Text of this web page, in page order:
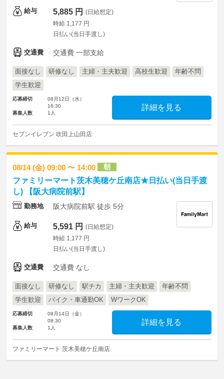
給与 5,885 円 (日給想定)
時給 1,177 円
日払い(当日手渡し)
交通費 交通費 一部支給
面接なし 研修なし 主婦・主夫歓迎 高校生歓迎
年齢不問
学生歓迎
応募締切
08月12日（水）
16:30
募集人数
1人
詳細を見る
セブンイレブン 吹田上山田店
08/14 (金) 09:00 〜 14:00 朝
ファミリーマート茨木美穂ケ丘南店★日払い(当日手渡
し) 【阪大病院前駅】
勤務地 阪大病院前駅 徒歩 5分
給与 5,591 円 (日給想定)
時給 1,177 円
日払い(当日手渡し)
交通費 交通費 なし
面接なし 研修なし 駅チカ 主婦・主夫歓迎
年齢不問
学生歓迎
バイク・車通勤OK WワークOK
応募締切
08月14日（金）
08:30
募集人数
1人
詳細を見る
ファミリーマート 茨木美穂ケ丘南店